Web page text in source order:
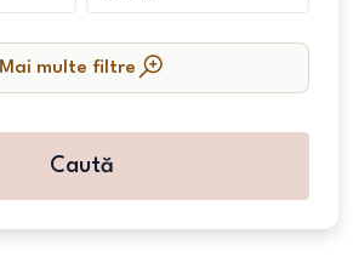
Mai multe filtre
Caută